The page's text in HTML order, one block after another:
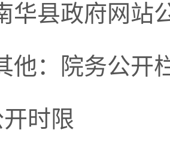
华县政府网站
他：院务公开
时限